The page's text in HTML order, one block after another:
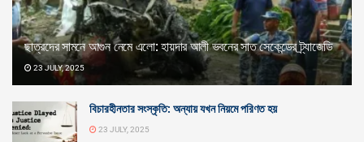
ছাত্রদের সামনে আগুন নেমে এলো: হায়দার আলী ভবনের সাত সেকেন্ডের ট্র্যাজেডি
23 JULY, 2025
বিচারহীনতার সংস্কৃতি: অন্যায় যখন নিয়মে পরিণত হয়
23 JULY, 2025